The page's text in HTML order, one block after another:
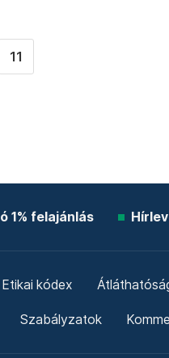
11
1% felajánlás
Etikai kódex
Szabályzatok